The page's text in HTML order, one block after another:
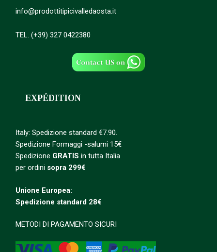
info@prodottitipicivalledaosta.it
TEL. (+39) 327 0422380
EXPÉDITION
Italy: Spedizione standard €7.90.
Spedizione Formaggi -salumi 15€
Spedizione GRATIS in tutta Italia
per ordini sopra 299€
Unione Europea:
Spedizione standard 28€
METODI DI PAGAMENTO SICURI